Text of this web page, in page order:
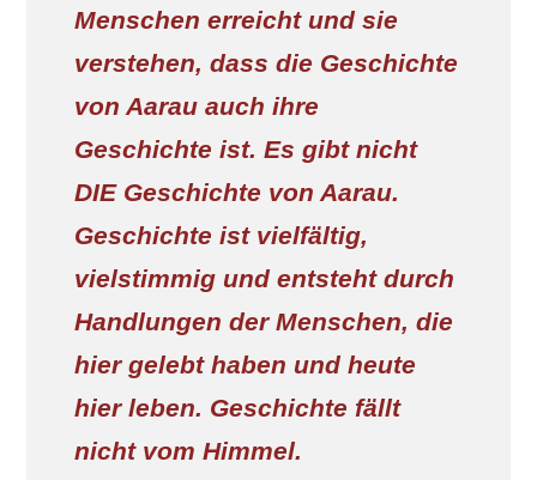
Menschen erreicht und sie
verstehen, dass die Geschichte
von Aarau auch ihre
Geschichte ist. Es gibt nicht
DIE Geschichte von Aarau.
Geschichte ist vielfältig,
vielstimmig und entsteht durch
Handlungen der Menschen, die
hier gelebt haben und heute
hier leben. Geschichte fällt
nicht vom Himmel.